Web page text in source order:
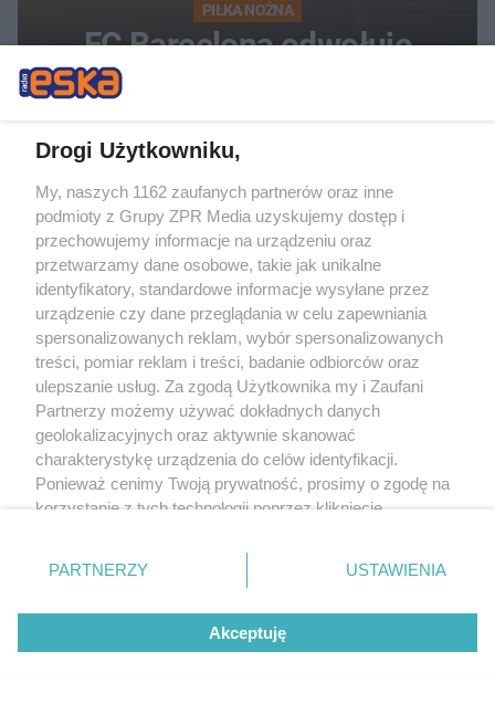
PIŁKA NOŻNA
FC Barcelona odwołuje
sparing w Maroku. Znamy
powód decyzji
SPOSÓB NA SZKODNIKA
Kret znów rozkopuje trawnik?
Wystarczy popularny produkt z
kuchni, by uciekł w popłochu
Drogi Użytkowniku,
My, naszych 1162 zaufanych partnerów oraz inne
podmioty z Grupy ZPR Media uzyskujemy dostęp i
przechowujemy informacje na urządzeniu oraz
przetwarzamy dane osobowe, takie jak unikalne
identyfikatory, standardowe informacje wysyłane przez
urządzenie czy dane przeglądania w celu zapewniania
spersonalizowanych reklam, wybór spersonalizowanych
treści, pomiar reklam i treści, badanie odbiorców oraz
ulepszanie usług. Za zgodą Użytkownika my i Zaufani
Partnerzy możemy używać dokładnych danych
geolokalizacyjnych oraz aktywnie skanować
charakterystykę urządzenia do celów identyfikacji.
Ponieważ cenimy Twoją prywatność, prosimy o zgodę na
korzystanie z tych technologii poprzez kliknięcie
zmienić/wycofać klikając przycisk ustawień prywatności
znajdujący się w lewym dolnym rogu strony
rodzaje przetwarzania danych nie wymagają zgody
użytkownika, ale masz prawo sprzeciwić się takiemu
przetwarzaniu. Preferencje będą miały zastosowanie tylko
PARTNERZY USTAWIENIA
Akceptuję